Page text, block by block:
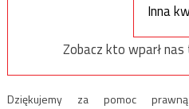
Inna
Zobacz kto wparł nas
Dziękujemy za pomoc